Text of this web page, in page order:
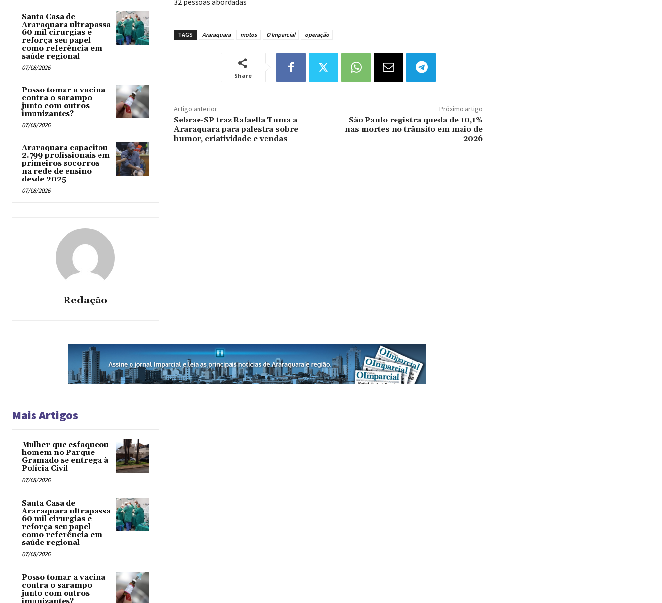
Santa Casa de
Araraquara ultrapassa
60 mil cirurgias e
reforça seu papel
como referência em
saúde regional
07/08/2026
Posso tomar a vacina
contra o sarampo
junto com outros
imunizantes?
07/08/2026
Araraquara capacitou
2.799 profissionais em
primeiros socorros
na rede de ensino
desde 2025
07/08/2026
Redação
32 pessoas abordadas
TAGS Araraquara motos O Imparcial operação
Share
Artigo anterior
Sebrae-SP traz Rafaella Tuma a
Araraquara para palestra sobre
humor, criatividade e vendas
Próximo artigo
São Paulo registra queda de 10,1%
nas mortes no trânsito em maio de
2026
Mais Artigos
Mulher que esfaqueou
homem no Parque
Gramado se entrega à
Polícia Civil
07/08/2026
Santa Casa de
Araraquara ultrapassa
60 mil cirurgias e
reforça seu papel
como referência em
saúde regional
07/08/2026
Posso tomar a vacina
contra o sarampo
junto com outros